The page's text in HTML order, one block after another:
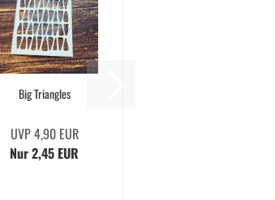
Big Triangles
UVP 4,90 EUR
Nur 2,45 EUR